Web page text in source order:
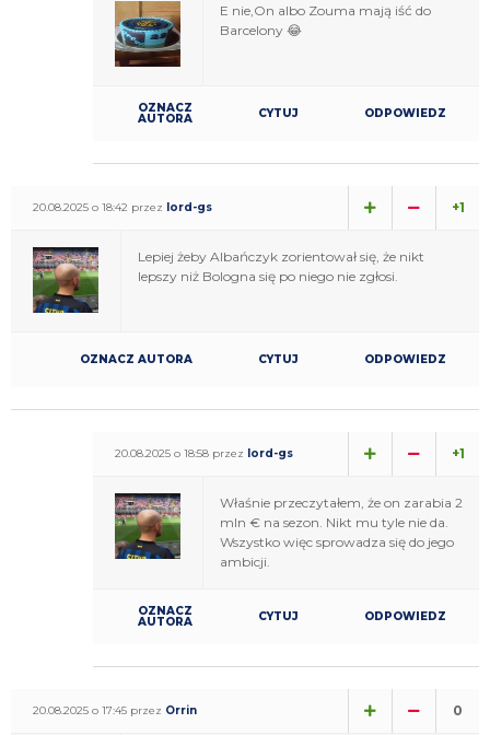
E nie,On albo Zouma mają iść do
Barcelony 😂
OZNACZ
AUTORA CYTUJ ODPOWIEDZ
20.08.2025 o 18:42 przez lord-gs +1
Lepiej żeby Albańczyk zorientował się, że nikt
lepszy niż Bologna się po niego nie zgłosi.
OZNACZ AUTORA CYTUJ ODPOWIEDZ
20.08.2025 o 18:58 przez lord-gs +1
Właśnie przeczytałem, że on zarabia 2
mln € na sezon. Nikt mu tyle nie da.
Wszystko więc sprowadza się do jego
ambicji.
OZNACZ
AUTORA CYTUJ ODPOWIEDZ
20.08.2025 o 17:45 przez Orrin 0